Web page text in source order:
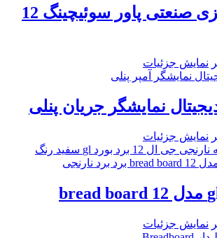
آداپتور فلزی صنعتی پاور سوئیچینگ 12
نمایش جزئیات
نمایشگر جریان پنلی
نمایش جزئیات
نمایش جزئیات